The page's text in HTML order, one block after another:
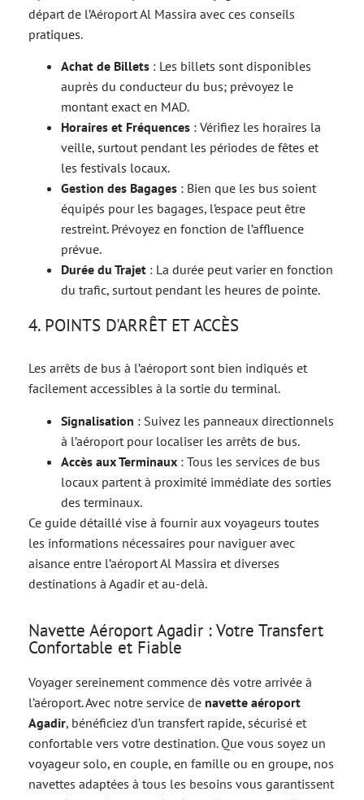
départ de l’Aéroport Al Massira avec ces conseils
pratiques.
Achat de Billets : Les billets sont disponibles
auprès du conducteur du bus; prévoyez le
montant exact en MAD.
Horaires et Fréquences : Vérifiez les horaires la
veille, surtout pendant les périodes de fêtes et
les festivals locaux.
Gestion des Bagages : Bien que les bus soient
équipés pour les bagages, l’espace peut être
restreint. Prévoyez en fonction de l’affluence
prévue.
Durée du Trajet : La durée peut varier en fonction
du trafic, surtout pendant les heures de pointe.
4. POINTS D'ARRÊT ET ACCÈS
Les arrêts de bus à l’aéroport sont bien indiqués et
facilement accessibles à la sortie du terminal.
Signalisation : Suivez les panneaux directionnels
à l’aéroport pour localiser les arrêts de bus.
Accès aux Terminaux : Tous les services de bus
locaux partent à proximité immédiate des sorties
des terminaux.
Ce guide détaillé vise à fournir aux voyageurs toutes
les informations nécessaires pour naviguer avec
aisance entre l’aéroport Al Massira et diverses
destinations à Agadir et au-delà.
Navette Aéroport Agadir : Votre Transfert
Confortable et Fiable
Voyager sereinement commence dès votre arrivée à
l’aéroport. Avec notre service de navette aéroport
Agadir, bénéficiez d’un transfert rapide, sécurisé et
confortable vers votre destination. Que vous soyez un
voyageur solo, en couple, en famille ou en groupe, nos
navettes adaptées à tous les besoins vous garantissent